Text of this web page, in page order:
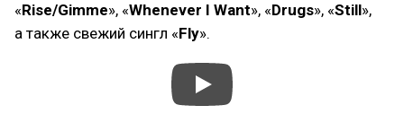
«Rise/Gimme», «Whenever I Want», «Drugs», «Still»,
а также свежий сингл «Fly».